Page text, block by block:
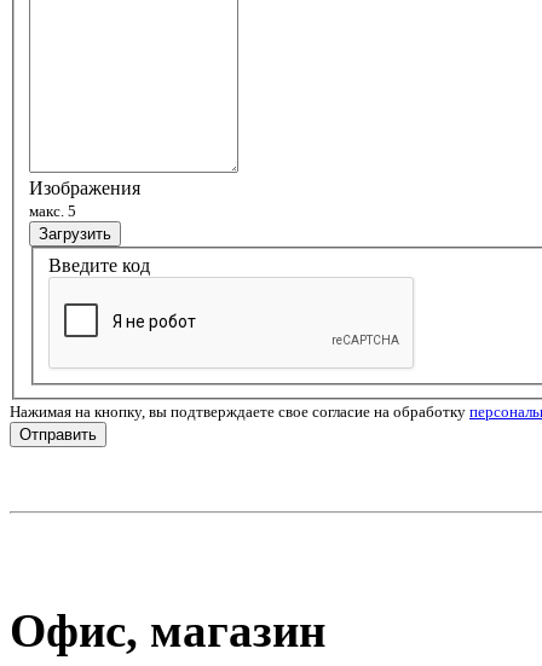
Изображения
макс. 5
Загрузить
Введите код
Нажимая на кнопку, вы подтверждаете свое согласие на обработку
Офис, магазин